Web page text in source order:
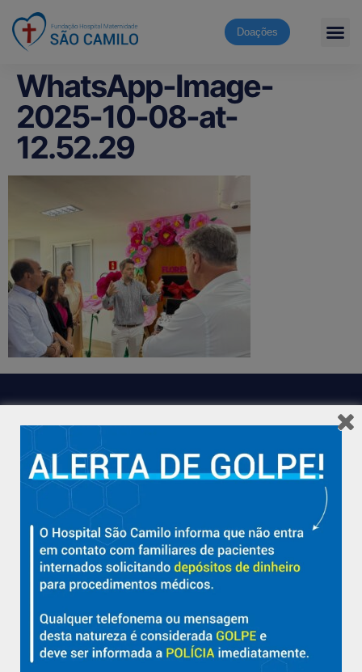
Doações
WhatsApp-Image-
2025-10-08-at-
12.52.29
Hospital São Camilo – há mais de 50 anos cuidando da saúde
com qualidade, acolhimento e compromisso com a vida em
Aracruz e região.
Sobre